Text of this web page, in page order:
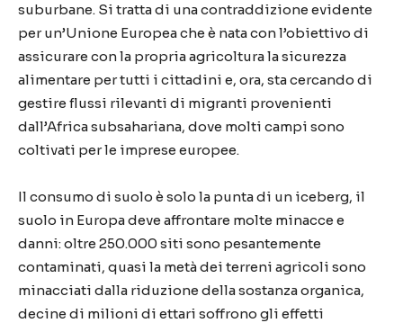
suburbane. Si tratta di una contraddizione evidente
per un’Unione Europea che è nata con l’obiettivo di
assicurare con la propria agricoltura la sicurezza
alimentare per tutti i cittadini e, ora, sta cercando di
gestire flussi rilevanti di migranti provenienti
dall’Africa subsahariana, dove molti campi sono
coltivati per le imprese europee.
Il consumo di suolo è solo la punta di un iceberg, il
suolo in Europa deve affrontare molte minacce e
danni: oltre 250.000 siti sono pesantemente
contaminati, quasi la metà dei terreni agricoli sono
minacciati dalla riduzione della sostanza organica,
decine di milioni di ettari soffrono gli effetti